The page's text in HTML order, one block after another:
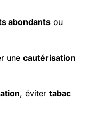
abondants ou
une cautérisation
, éviter tabac